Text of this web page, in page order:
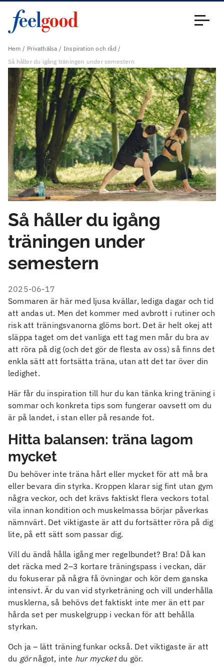
Hem Privathälsa
Inspiration och råd
Så håller du igång träningen under semestern
Så håller du igång
träningen under
semestern
2025-06-17
Sommaren är här med ljusa kvällar, lediga dagar och tid
att andas ut. Men det kommer med avbrott i rutiner och
risk att träningsvanorna glöms bort. Det är helt okej att
släppa taget om det vanliga ett tag men mår du bra av
att röra på dig (och det gör de flesta av oss) så finns det
enkla sätt att fortsätta träna, utan att det tar över din
ledighet.
Här får du inspiration till hur du kan tänka kring träning i
sommar och konkreta tips som fungerar oavsett om du
är på landet, i stan eller på resande fot.
Hitta balansen: träna lagom
mycket
Du behöver inte träna hårt eller mycket för att må bra
eller bevara din styrka. Kroppen klarar sig fint utan gym
några veckor, och det krävs faktiskt flera veckors total
vila innan kondition och muskelmassa börjar påverkas
nämnvärt. Det viktigaste är att du fortsätter röra på dig
lite, på ett sätt som passar dig.
Vill du ändå hålla igång mer regelbundet? Bra! Då kan
det räcka med 2–3 kortare träningspass i veckan, där
du fokuserar på några få övningar och kör dem ganska
intensivt. Är du van vid styrketräning och vill underhålla
musklerna, så behövs det faktiskt inte mer än ett par
hårda set per muskelgrupp i veckan för att behålla
styrkan.
Och ja – lätt träning funkar också. Det viktigaste är att
du görnågot, inte hur mycket du gör.